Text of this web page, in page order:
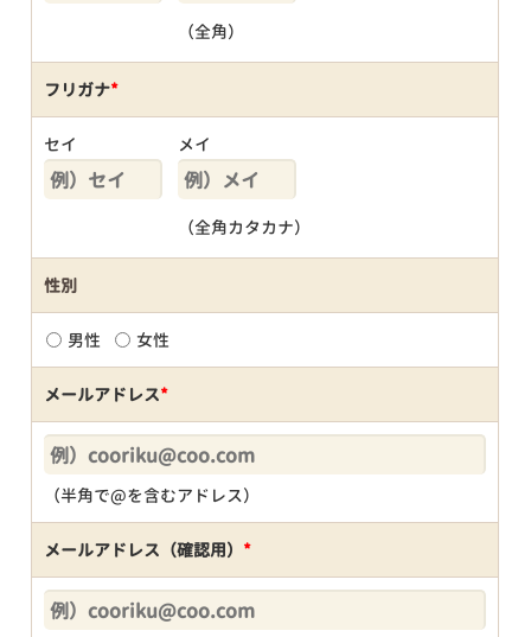
（全角）
フリガナ*
セイ メイ
（全角カタカナ）
性別
男性 女性
メールアドレス*
（半角で@を含むアドレス）
メールアドレス（確認用） *